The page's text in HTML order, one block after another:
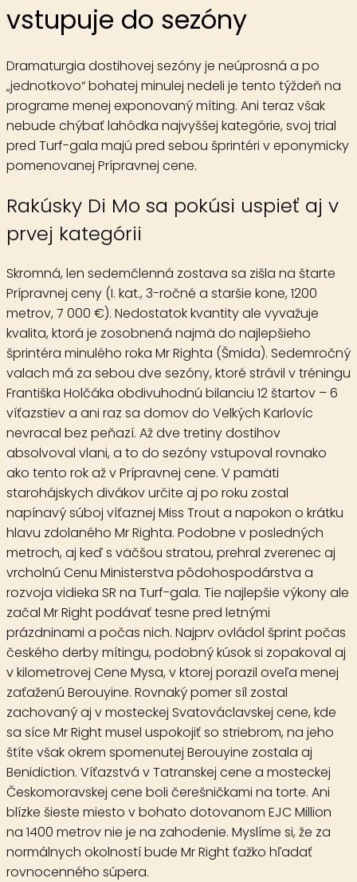
vstupuje do sezóny
Dramaturgia dostihovej sezóny je neúprosná a po
„jednotkovo“ bohatej minulej nedeli je tento týždeň na
programe menej exponovaný míting. Ani teraz však
nebude chýbať lahôdka najvyššej kategórie, svoj trial
pred Turf-gala majú pred sebou šprintéri v eponymicky
pomenovanej Prípravnej cene.
Rakúsky Di Mo sa pokúsi uspieť aj v
prvej kategórii
Skromná, len sedemčlenná zostava sa zišla na štarte
Prípravnej ceny (I. kat., 3-ročné a staršie kone, 1200
metrov, 7 000 €). Nedostatok kvantity ale vyvažuje
kvalita, ktorá je zosobnená najmä do najlepšieho
šprintéra minulého roka Mr Righta (Šmida). Sedemročný
valach má za sebou dve sezóny, ktoré strávil v tréningu
Františka Holčáka obdivuhodnú bilanciu 12 štartov – 6
víťazstiev a ani raz sa domov do Velkých Karlovíc
nevracal bez peňazí. Až dve tretiny dostihov
absolvoval vlani, a to do sezóny vstupoval rovnako
ako tento rok až v Prípravnej cene. V pamäti
starohájskych divákov určite aj po roku zostal
napínavý súboj víťaznej Miss Trout a napokon o krátku
hlavu zdolaného Mr Righta. Podobne v posledných
metroch, aj keď s väčšou stratou, prehral zverenec aj
vrcholnú Cenu Ministerstva pôdohospodárstva a
rozvoja vidieka SR na Turf-gala. Tie najlepšie výkony ale
začal Mr Right podávať tesne pred letnými
prázdninami a počas nich. Najprv ovládol šprint počas
českého derby mítingu, podobný kúsok si zopakoval aj
v kilometrovej Cene Mysa, v ktorej porazil oveľa menej
zaťaženú Berouyine. Rovnaký pomer síl zostal
zachovaný aj v mosteckej Svatováclavskej cene, kde
sa síce Mr Right musel uspokojiť so striebrom, na jeho
štíte však okrem spomenutej Berouyine zostala aj
Benidiction. Víťazstvá v Tatranskej cene a mosteckej
Českomoravskej cene boli čerešničkami na torte. Ani
blízke šieste miesto v bohato dotovanom EJC Million
na 1400 metrov nie je na zahodenie. Myslíme si, že za
normálnych okolností bude Mr Right ťažko hľadať
rovnocenného súpera.